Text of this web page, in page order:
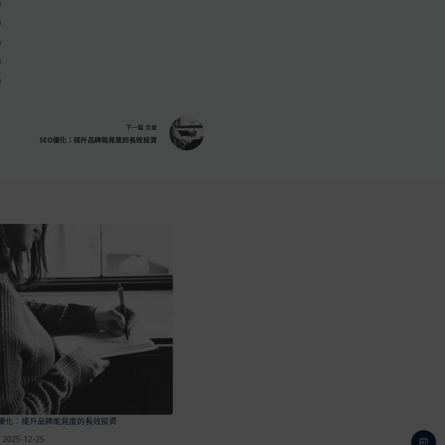
下一篇 文章
SEO優化：提升品牌能見度的長效投資
化：提升品牌能見度的長效投資
2025-12-25